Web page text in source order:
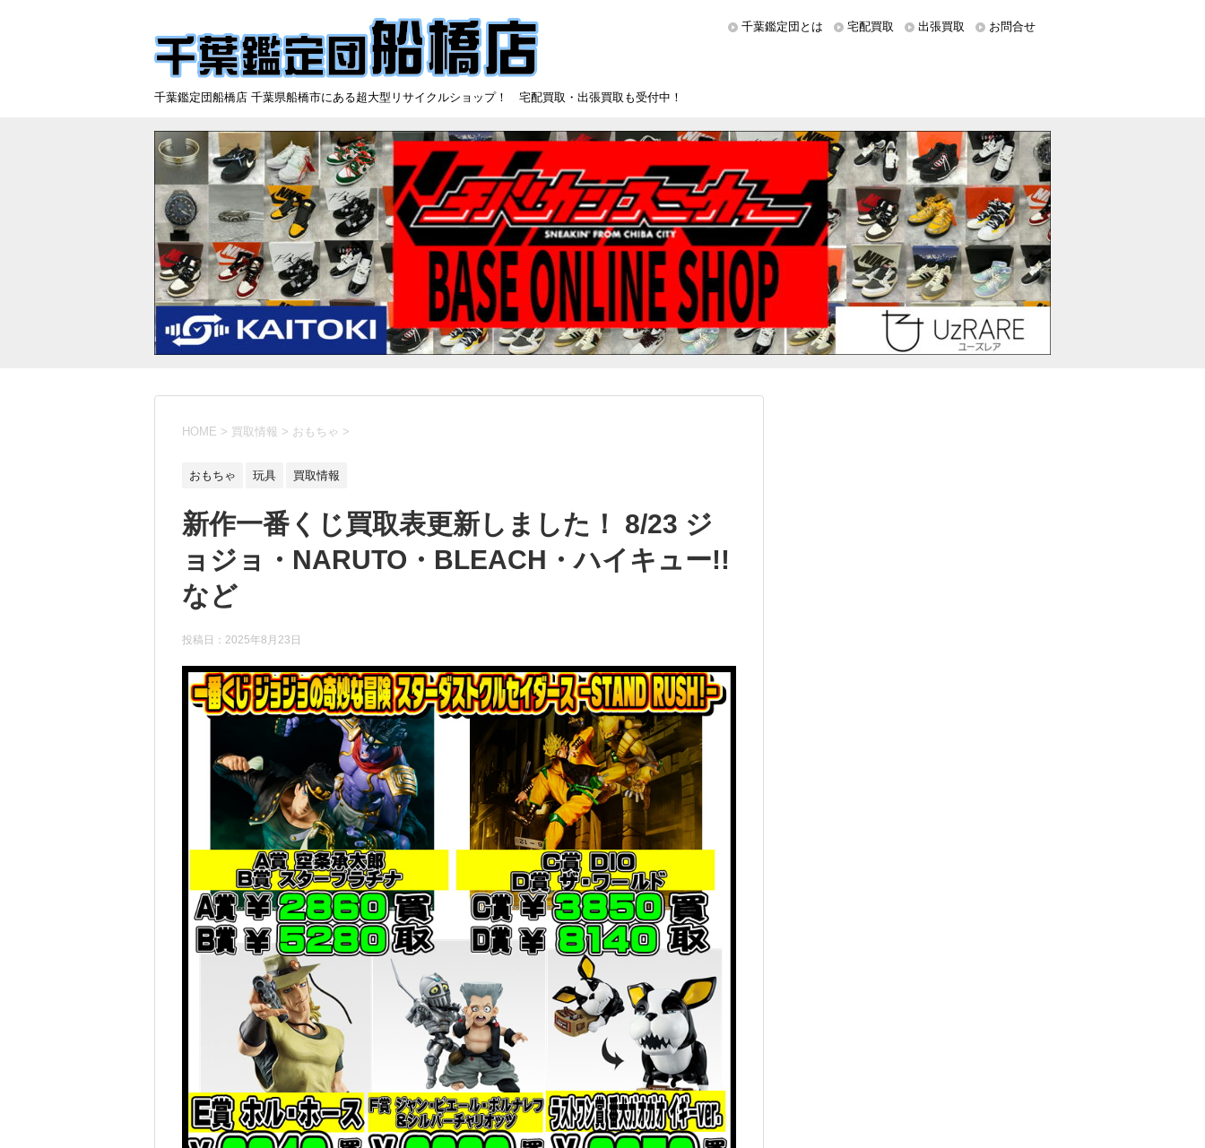
千葉鑑定団船橋店 千葉県船橋市にある超大型リサイクルショップ！ 宅配買取・出張買取も受付中！
千葉鑑定団とは 宅配買取 出張買取 お問合せ
HOME > 買取情報 > おもちゃ >
おもちゃ 玩具 買取情報
新作一番くじ買取表更新しました！ 8/23 ジ
ョジョ・NARUTO・BLEACH・ハイキュー!!
など
投稿日： 2025年8月23日